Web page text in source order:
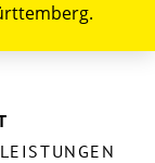
LEISTUNGEN